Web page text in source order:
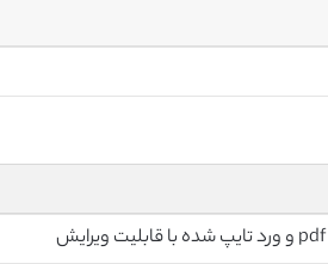
pdf و ورد تایپ شده با قابلیت ویرایش